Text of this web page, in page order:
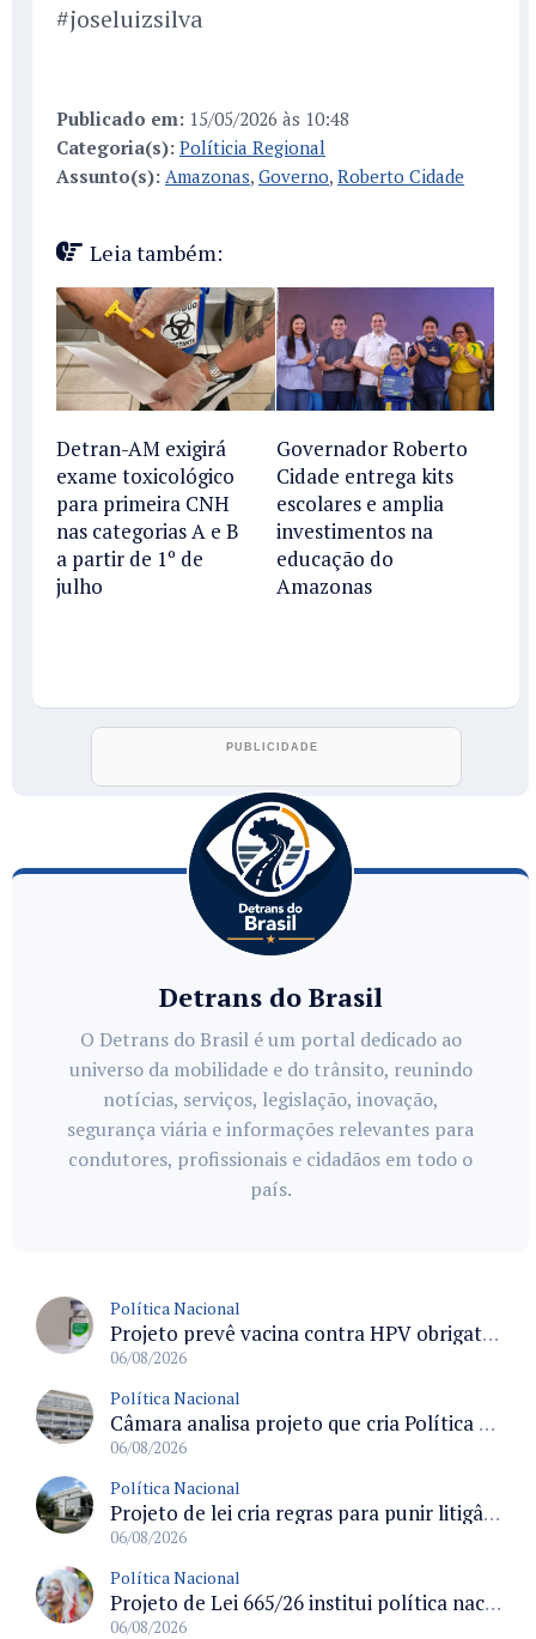
#joseluizsilva
Publicado em: 15/05/2026 às 10:48
Categoria(s): Políticia Regional
Assunto(s): Amazonas, Governo, Roberto Cidade
Leia também:
Detran-AM exigirá
exame toxicológico
para primeira CNH
nas categorias A e B
a partir de 1º de
julho
Governador Roberto
Cidade entrega kits
escolares e amplia
investimentos na
educação do
Amazonas
Detrans do Brasil
O Detrans do Brasil é um portal dedicado ao
universo da mobilidade e do trânsito, reunindo
notícias, serviços, legislação, inovação,
segurança viária e informações relevantes para
condutores, profissionais e cidadãos em todo o
país.
Política Nacional
Projeto prevê vacina contra HPV obrigatória e testes moleculares para rastreamento do câncer do colo do útero
06/08/2026
Política Nacional
Câmara analisa projeto que cria Política Nacional de Qualificação e Valorização da Preceptoria na Residência Médica
06/08/2026
Política Nacional
Projeto de lei cria regras para punir litigância abusiva reversa e integrar sistemas do Judiciário
06/08/2026
Política Nacional
Projeto de Lei 665/26 institui política nacional para prevenção ao transfeminicídio e prevê medidas de proteção e reparação
06/08/2026